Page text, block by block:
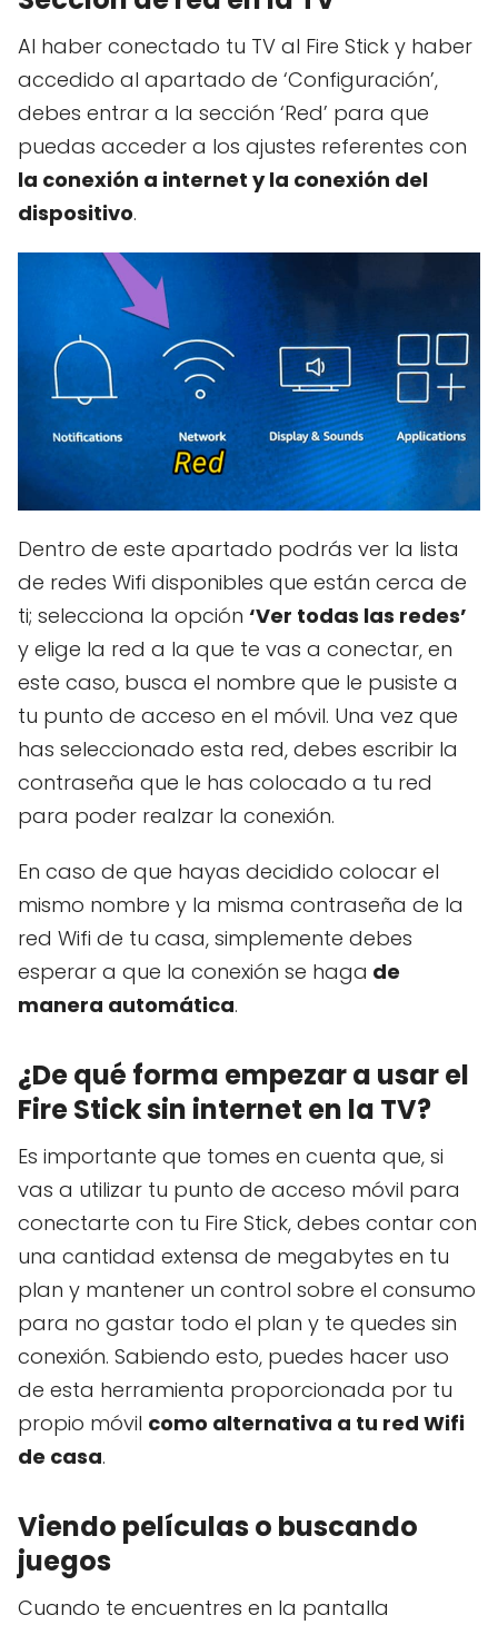
Al haber conectado tu TV al Fire Stick y haber
accedido al apartado de ‘Configuración’,
debes entrar a la sección ‘Red’ para que
puedas acceder a los ajustes referentes con
la conexión a internet y la conexión del
dispositivo.
Dentro de este apartado podrás ver la lista
de redes Wifi disponibles que están cerca de
ti; selecciona la opción ‘Ver todas las redes’
y elige la red a la que te vas a conectar, en
este caso, busca el nombre que le pusiste a
tu punto de acceso en el móvil. Una vez que
has seleccionado esta red, debes escribir la
contraseña que le has colocado a tu red
para poder realzar la conexión.
En caso de que hayas decidido colocar el
mismo nombre y la misma contraseña de la
red Wifi de tu casa, simplemente debes
esperar a que la conexión se haga de
manera automática.
¿De qué forma empezar a usar el
Fire Stick sin internet en la TV?
Es importante que tomes en cuenta que, si
vas a utilizar tu punto de acceso móvil para
conectarte con tu Fire Stick, debes contar con
una cantidad extensa de megabytes en tu
plan y mantener un control sobre el consumo
para no gastar todo el plan y te quedes sin
conexión. Sabiendo esto, puedes hacer uso
de esta herramienta proporcionada por tu
propio móvil como alternativa a tu red Wifi
de casa.
Viendo películas o buscando
juegos
Cuando te encuentres en la pantalla